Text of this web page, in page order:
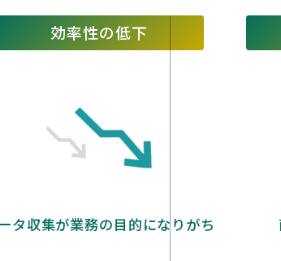
効率性の低下
タ収集が業務の目的になりがち